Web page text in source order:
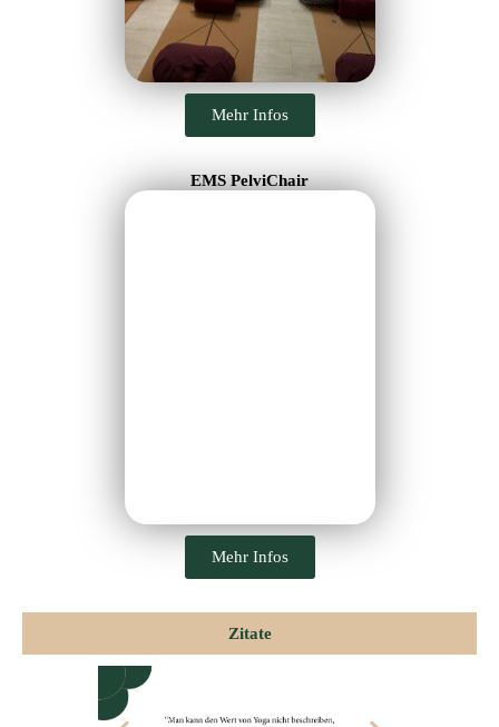
Mehr Infos
EMS PelviChair
Mehr Infos
Zitate